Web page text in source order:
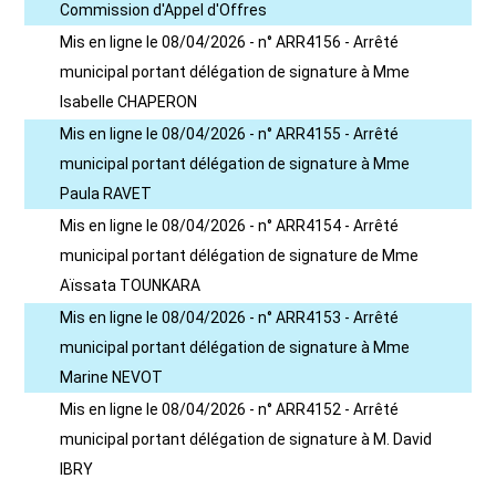
Commission d'Appel d'Offres
Mis en ligne le 08/04/2026 - n° ARR4156 - Arrêté
municipal portant délégation de signature à Mme
Isabelle CHAPERON
Mis en ligne le 08/04/2026 - n° ARR4155 - Arrêté
municipal portant délégation de signature à Mme
Paula RAVET
Mis en ligne le 08/04/2026 - n° ARR4154 - Arrêté
municipal portant délégation de signature de Mme
Aïssata TOUNKARA
Mis en ligne le 08/04/2026 - n° ARR4153 - Arrêté
municipal portant délégation de signature à Mme
Marine NEVOT
Mis en ligne le 08/04/2026 - n° ARR4152 - Arrêté
municipal portant délégation de signature à M. David
IBRY